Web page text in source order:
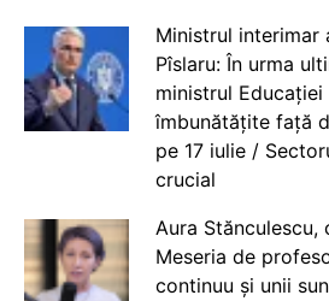
Ministrul interimar
Pîslaru: În urma
ministrul
îmbunătățite față
pe 17 iulie /
crucial
Aura Stănculescu,
Meseria de
continuu și unii